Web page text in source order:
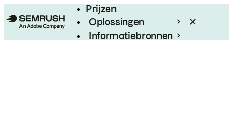
Prijzen
Oplossingen
Informatiebronnen